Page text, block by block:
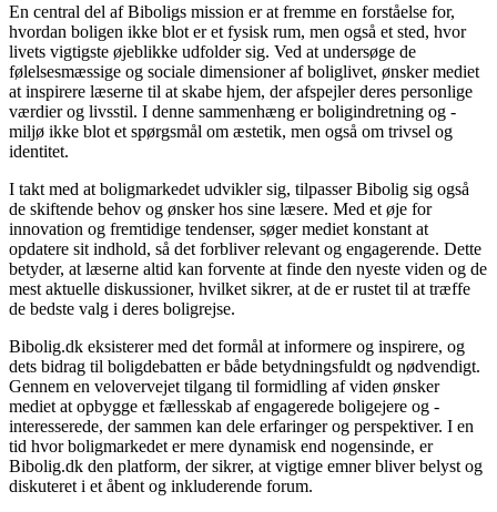
En central del af Biboligs mission er at fremme en forståelse for,
hvordan boligen ikke blot er et fysisk rum, men også et sted, hvor
livets vigtigste øjeblikke udfolder sig. Ved at undersøge de
følelsesmæssige og sociale dimensioner af boliglivet, ønsker mediet
at inspirere læserne til at skabe hjem, der afspejler deres personlige
værdier og livsstil. I denne sammenhæng er boligindretning og -
miljø ikke blot et spørgsmål om æstetik, men også om trivsel og
identitet.
I takt med at boligmarkedet udvikler sig, tilpasser Bibolig sig også
de skiftende behov og ønsker hos sine læsere. Med et øje for
innovation og fremtidige tendenser, søger mediet konstant at
opdatere sit indhold, så det forbliver relevant og engagerende. Dette
betyder, at læserne altid kan forvente at finde den nyeste viden og de
mest aktuelle diskussioner, hvilket sikrer, at de er rustet til at træffe
de bedste valg i deres boligrejse.
Bibolig.dk eksisterer med det formål at informere og inspirere, og
dets bidrag til boligdebatten er både betydningsfuldt og nødvendigt.
Gennem en velovervejet tilgang til formidling af viden ønsker
mediet at opbygge et fællesskab af engagerede boligejere og -
interesserede, der sammen kan dele erfaringer og perspektiver. I en
tid hvor boligmarkedet er mere dynamisk end nogensinde, er
Bibolig.dk den platform, der sikrer, at vigtige emner bliver belyst og
diskuteret i et åbent og inkluderende forum.